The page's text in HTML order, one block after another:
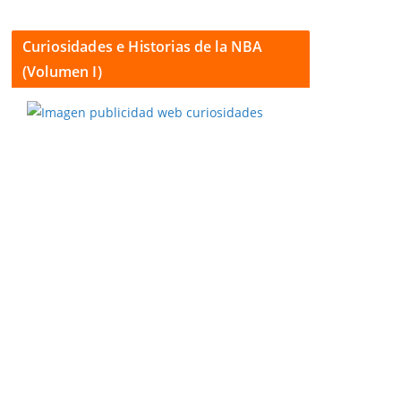
Curiosidades e Historias de la NBA
(Volumen I)